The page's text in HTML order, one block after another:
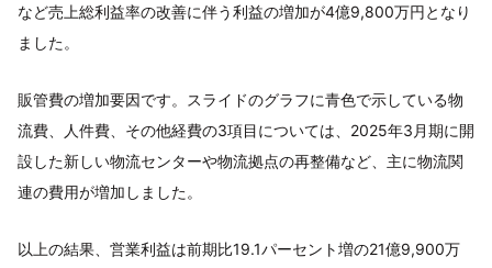
など売上総利益率の改善に伴う利益の増加が4億9,800万円となり
ました。
販管費の増加要因です。スライドのグラフに青色で示している物
流費、人件費、その他経費の3項目については、2025年3月期に開
設した新しい物流センターや物流拠点の再整備など、主に物流関
連の費用が増加しました。
以上の結果、営業利益は前期比19.1パーセント増の21億9,900万